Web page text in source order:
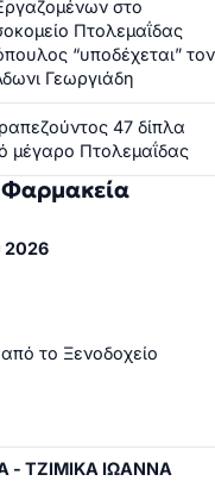
στο
Πτολεμαΐδας
“υποδέχεται” τον
Γεωργιάδη
47 δίπλα
μέγαρο Πτολεμαΐδας
2026
το Ξενοδοχείο
- ΤΖΙΜΙΚΑ ΙΩΑΝΝΑ